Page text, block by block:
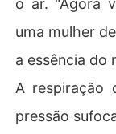
o ar. "Agora
uma mulher
a essência do
A respiração
pressão